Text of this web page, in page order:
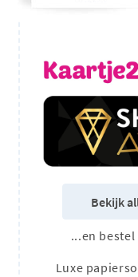
Bekijk
...en
Luxe